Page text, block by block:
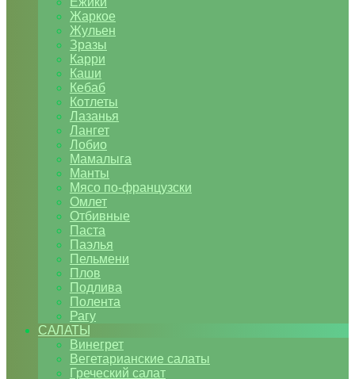
Жаркое
Жульен
Зразы
Карри
Каши
Кебаб
Котлеты
Лазанья
Лангет
Лобио
Мамалыга
Манты
Мясо по-французски
Омлет
Отбивные
Паста
Паэлья
Пельмени
Плов
Подлива
Полента
Рагу
САЛАТЫ
Винегрет
Вегетарианские салаты
Греческий салат